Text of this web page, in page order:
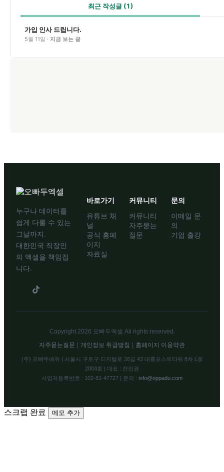
최근 작성글 (1)
가입 인사 드립니다.
5월 11일 · 지금 보는 글
누구나 데이터를
쉽게 다룰 수 있는
그날까지.
대한민국 직장인
의 엑셀을 책임집
니다.
바로가기
유튜브 채
널
공식 홈페
이지
자료실
커뮤니티
커뮤니티
자주묻는
질문
문의
이메일 문
의
기업 출강
Copyright 2026 오빠두엑셀 All rights reserved.
자주묻는질문
개인정보 취급방침 홈페이지 이용약관
(주) 오빠두에듀 | 서울시 구로구 디지털로 26길 43 대륭포스트타워 8차 L동
2004호 | 대표 : 전진권
사업자등록번호 : 102-81-47727 | 문의 : info@oppadu.com
스크랩 완료 메모 추가